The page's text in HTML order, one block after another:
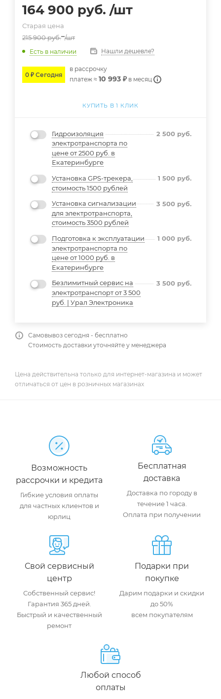
164 900 руб. /шт
Старая цена
215 900руб. /шт
Есть в наличии Нашли дешевле?
0 ₽ Сегодня
в расcрочку
платеж ≈ 10 993 ₽ в месяц
КУПИТЬ В 1 КЛИК
Гидроизоляция
электротранспорта по
цене от 2500 руб. в
Екатеринбурге
2 500 руб.
Установка GPS-трекера,
стоимость 1500 рублей
1 500 руб.
Установка сигнализации
для электротранспорта,
стоимость 3500 рублей
3 500 руб.
Подготовка к эксплуатации
электротранспорта по
цене от 1000 руб. в
Екатеринбурге
1 000 руб.
Безлимитный сервис на
электротранспорт от 3 500
руб. | Урал Электроника
3 500 руб.
Самовывоз сегодня - бесплатно
Стоимость доставки уточняйте у менеджера
Цена действительна только для интернет-магазина и может
отличаться от цен в розничных магазинах
Возможность
рассрочки и кредита
Гибкие условия оплаты
для частных клиентов и
юрлиц
Бесплатная
доставка
Доставка по городу в
течение 1 часа.
Оплата при получении
Свой сервисный
центр
Собственный сервис!
Гарантия 365 дней.
Быстрый и качественный
ремонт
Подарки при
покупке
Дарим подарки и скидки
до 50%
всем покупателям
Любой способ
оплаты